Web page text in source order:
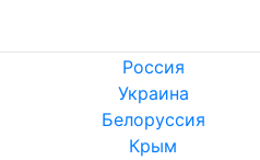
Россия
Украина
Белоруссия
Крым